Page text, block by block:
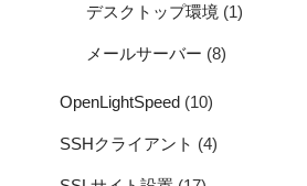
デスクトップ環境 (1)
メールサーバー (8)
OpenLightSpeed (10)
SSHクライアント (4)